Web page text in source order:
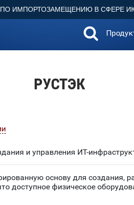
ИМПОРТОЗАМЕЩЕНИЮ В СФЕРЕ
РУСТЭК
и управления ИТ-
основу для создания,
доступное физическое